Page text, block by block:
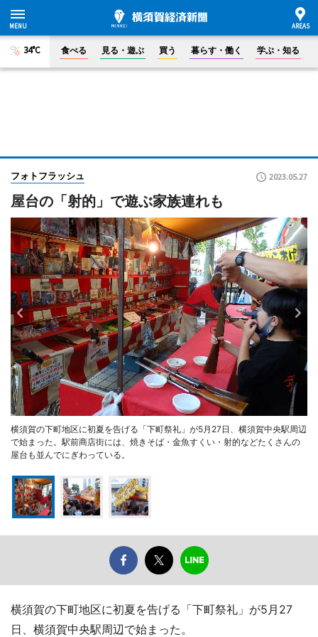
34°C 食べる 見る・遊ぶ 買う 暮らす・働く 学ぶ・知る
フォトフラッシュ 2023.05.27
屋台の「射的」で遊ぶ家族連れも
横須賀の下町地区に初夏を告げる「下町祭礼」が5月27日、横須賀中央駅周辺
で始まった。駅前商店街には、焼きそば・金魚すくい・射的などたくさんの
屋台も並んでにぎわっている。
横須賀の下町地区に初夏を告げる「下町祭礼」が5月27
日、横須賀中央駅周辺で始まった。